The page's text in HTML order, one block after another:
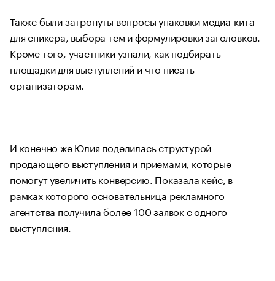
Также были затронуты вопросы упаковки медиа-кита
для спикера, выбора тем и формулировки заголовков.
Кроме того, участники узнали, как подбирать
площадки для выступлений и что писать
организаторам.
И конечно же Юлия поделилась структурой
продающего выступления и приемами, которые
помогут увеличить конверсию. Показала кейс, в
рамках которого основательница рекламного
агентства получила более 100 заявок с одного
выступления.